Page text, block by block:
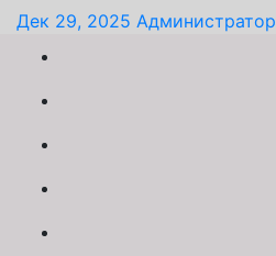
Дек 29, 2025 Администратор